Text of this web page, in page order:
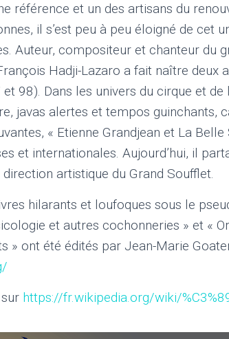
référence et un des artisans du
il s’est peu à peu éloigné de cet
Auteur, compositeur et chanteur du
Hadji-Lazaro a fait naître deux
98). Dans les univers du cirque et de
javas alertes et tempos guinchants,
« Etienne Grandjean et La
et internationales. Aujourd’hui, il
artistique du Grand Soufflet.
hilarants et loufoques sous le
et autres cochonneries » et «
» ont été édités par Jean-Marie
https://fr.wikipedia.org/wiki/